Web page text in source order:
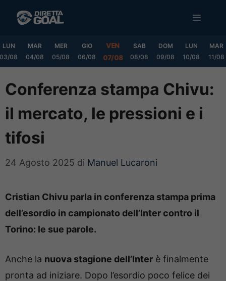
MENU
LUN
03/08
MAR
04/08
MER
05/08
GIO
06/08
VEN
07/08
SAB
08/08
DOM
09/08
LUN
10/08
MAR
11/08
Conferenza stampa Chivu:
il mercato, le pressioni e i
tifosi
24 Agosto 2025 di Manuel Lucaroni
Cristian Chivu parla in conferenza stampa prima
dell’esordio in campionato dell’Inter contro il
Torino: le sue parole.
Anche la nuova stagione dell’Inter è finalmente
pronta ad iniziare. Dopo l’esordio poco felice dei